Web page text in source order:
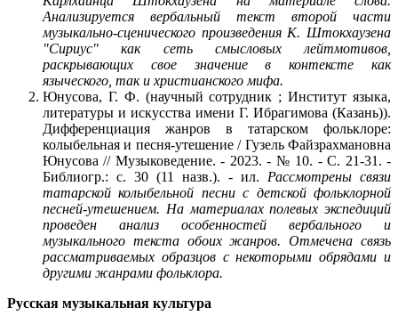
Анализируется вербальный текст второй части
музыкально-сценического произведения К. Штокхаузена
"Сириус" как сеть смысловых лейтмотивов,
раскрывающих свое значение в контексте как
языческого, так и христианского мифа.
Юнусова, Г. Ф. (научный сотрудник ; Институт языка,
литературы и искусства имени Г. Ибрагимова (Казань)).
Дифференциация жанров в татарском фольклоре:
колыбельная и песня-утешение / Гузель Файзрахмановна
Юнусова // Музыковедение. - 2023. - № 10. - С. 21-31. -
Библиогр.: с. 30 (11 назв.). - ил. Рассмотрены связи
татарской колыбельной песни с детской фольклорной
песней-утешением. На материалах полевых экспедиций
проведен анализ особенностей вербального и
музыкального текста обоих жанров. Отмечена связь
рассматриваемых образцов с некоторыми обрядами и
другими жанрами фольклора.
Русская музыкальная культура